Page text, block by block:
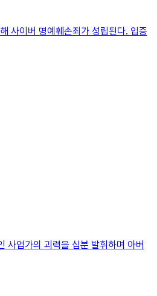
사이버 명예훼손죄가 성립된다. 입증
사업가의 괴력을 십분 발휘하며 아버